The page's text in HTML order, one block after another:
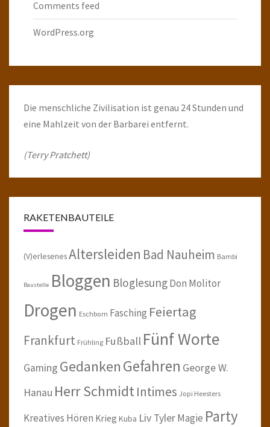
Comments feed
WordPress.org
Die menschliche Zivilisation ist genau 24 Stunden und
eine Mahlzeit von der Barbarei entfernt.
(Terry Pratchett)
RAKETENBAUTEILE
(V)erlesenesAltersleiden Bad Nauheim Bambi
Baustelle Bloggen BloglesungDon Molitor
Drogen Eschborn Fasching Feiertag
Frankfurt Frühling Fußball Fünf Worte
Gaming GedankenGefahren George W.
Hanau Herr SchmidtIntimes Jopi Heesters
Kreatives Hören Krieg Kuba Liv TylerMagie Party